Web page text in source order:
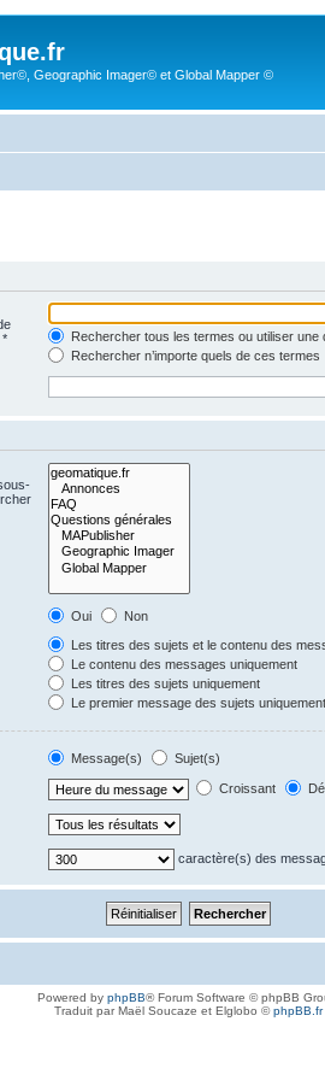
Geographic Imager© et Global Mapper ©
*
Rechercher tous les termes ou utiliser une
Rechercher n’importe quels de ces termes
Oui
Non
Les titres des sujets et le contenu des
Le contenu des messages uniquement
Les titres des sujets uniquement
Le premier message des sujets uniquement
Message(s)
Sujet(s)
Croissant
caractère(s) des
Powered by phpBB® Forum Software © phpBB
Traduit par Maël Soucaze et Elglobo ©phpBB.fr